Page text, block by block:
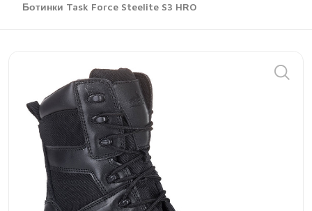
Ботинки Task Force Steelite S3 HRO